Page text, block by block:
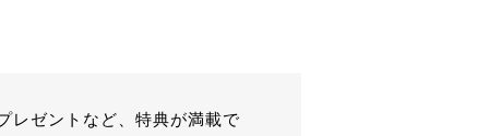
レゼントなど、特典が満載で